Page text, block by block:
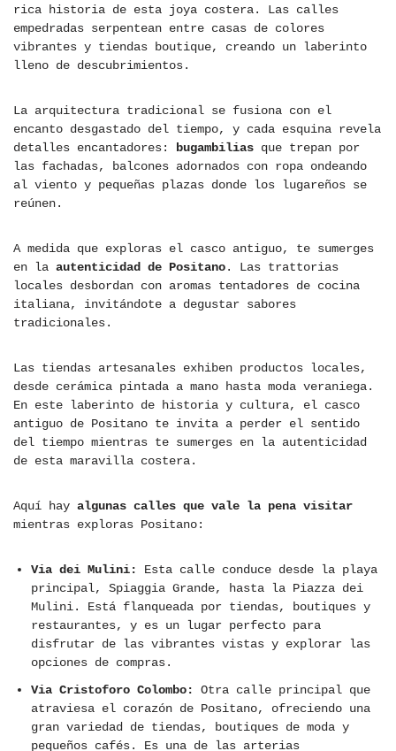
rica historia de esta joya costera. Las calles
empedradas serpentean entre casas de colores
vibrantes y tiendas boutique, creando un laberinto
lleno de descubrimientos.
La arquitectura tradicional se fusiona con el
encanto desgastado del tiempo, y cada esquina revela
detalles encantadores: bugambilias que trepan por
las fachadas, balcones adornados con ropa ondeando
al viento y pequeñas plazas donde los lugareños se
reúnen.
A medida que exploras el casco antiguo, te sumerges
en la autenticidad de Positano. Las trattorias
locales desbordan con aromas tentadores de cocina
italiana, invitándote a degustar sabores
tradicionales.
Las tiendas artesanales exhiben productos locales,
desde cerámica pintada a mano hasta moda veraniega.
En este laberinto de historia y cultura, el casco
antiguo de Positano te invita a perder el sentido
del tiempo mientras te sumerges en la autenticidad
de esta maravilla costera.
Aquí hay algunas calles que vale la pena visitar
mientras exploras Positano:
Via dei Mulini:
Esta calle conduce desde la playa
principal, Spiaggia Grande, hasta la Piazza dei
Mulini. Está flanqueada por tiendas, boutiques y
restaurantes, y es un lugar perfecto para
disfrutar de las vibrantes vistas y explorar las
opciones de compras.
Via Cristoforo Colombo:
Otra calle principal que
atraviesa el corazón de Positano, ofreciendo una
gran variedad de tiendas, boutiques de moda y
pequeños cafés. Es una de las arterias